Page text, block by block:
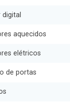
aquecidos
elétricos
de portas